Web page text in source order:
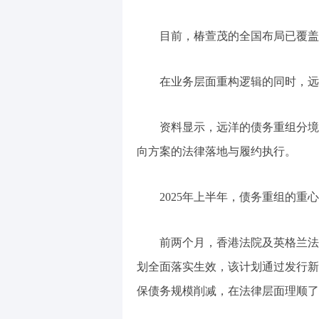
目前，椿萱茂的全国布局已覆
在业务层面重构逻辑的同时，
资料显示，远洋的债务重组分
向方案的法律落地与履约执行。
2025年上半年，债务重组的重
前两个月，香港法院及英格兰
划全面落实生效，该计划通过发行
保债务规模削减，在法律层面理顺